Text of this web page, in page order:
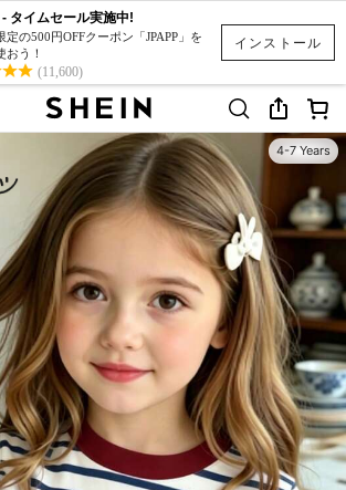
インストール
タイムセール実施中!
定の500円OFFクーポン「JPAPP」を
おう！
(11,600)
4-7 Years